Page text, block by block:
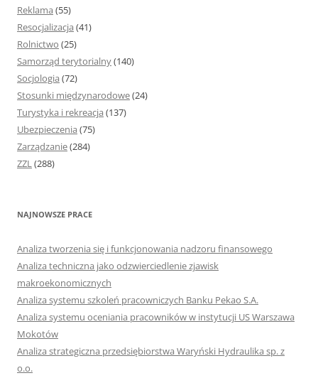
Reklama (55)
Resocjalizacja (41)
Rolnictwo (25)
Samorząd terytorialny(140)
Socjologia (72)
Stosunki międzynarodowe(24)
Turystyka i rekreacja (137)
Ubezpieczenia (75)
Zarządzanie(284)
ZZL(288)
NAJNOWSZE PRACE
Analiza tworzenia się i funkcjonowania nadzoru finansowego
Analiza techniczna jako odzwierciedlenie zjawisk
makroekonomicznych
Analiza systemu szkoleń pracowniczych Banku Pekao S.A.
Analiza systemu oceniania pracowników w instytucji US Warszawa
Mokotów
Analiza strategiczna przedsiębiorstwa Waryński Hydraulika sp. z
o.o.